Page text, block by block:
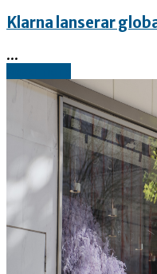
Klarna lanserar
...